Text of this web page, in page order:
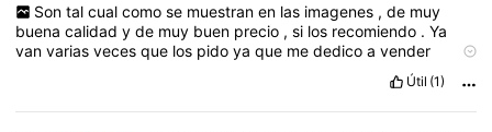
Son tal cual como se muestran en las imagenes , de muy
buenacalidadyde muy buen precio ,si los recomiendo .Ya
vanvariasvecesque los pidoyaque mededicoavender
Útil (1)